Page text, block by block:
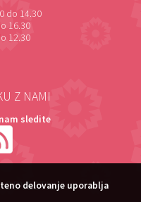
do 14.30
16.30
12.30
Z NAMI
sledite
OBVESTILA
delovanje uporablja